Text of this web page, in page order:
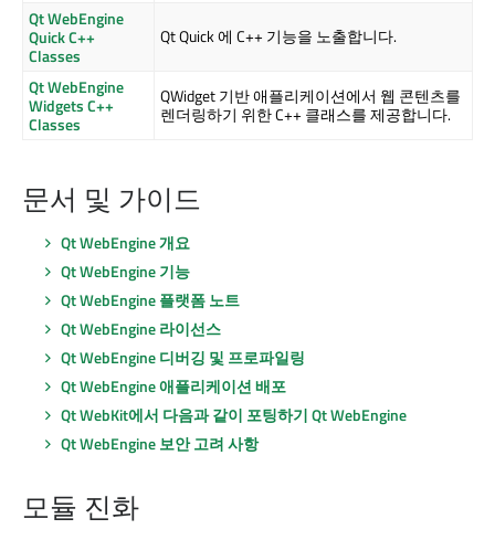
Qt WebEngine
Quick C++
Classes
Qt Quick에 C++ 기능을 노출합니다.
Qt WebEngine
Widgets C++
Classes
QWidget 기반 애플리케이션에서 웹 콘텐츠를
렌더링하기 위한 C++ 클래스를 제공합니다.
문서 및 가이드
Qt WebEngine개요
Qt WebEngine기능
Qt WebEngine플랫폼 노트
Qt WebEngine라이선스
Qt WebEngine디버깅 및 프로파일링
Qt WebEngine애플리케이션 배포
Qt WebKit에서 다음과 같이 포팅하기Qt WebEngine
Qt WebEngine보안 고려 사항
모듈 진화